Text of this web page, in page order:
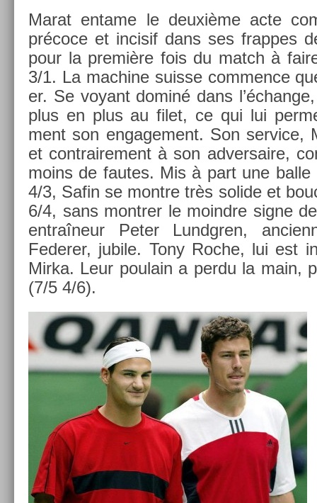
Marat en­tame le deuxième acte
précoce et in­cisif dans ses frap­pes
pour la première fois du match à
3/1. La mac­hine suis­se com­m­ence
er. Se voyant dominé dans
plus en plus au filet, ce qui lui
ment son en­gage­ment. Son ser­vice,
et contra­ire­ment à son ad­versaire,
moins de fautes. Mis à part une
4/3, Safin se montre très sol­ide et
6/4, sans montr­er le moindre signe
entraîneur Peter Lundgr­en,
Feder­er, jubile. Tony Roche, lui est
Mirka. Leur poulain a perdu la main,
(7/5 4/6).